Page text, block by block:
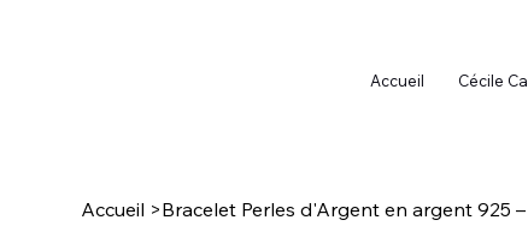
Accueil Cécile
Accueil >Bracelet Perles d'Argent en argent 925